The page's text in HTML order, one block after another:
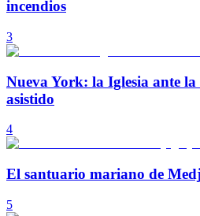
incendios
3
Nueva York: la Iglesia ante
asistido
4
El santuario mariano de
5